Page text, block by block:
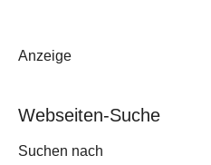
Anzeige
Webseiten-Suche
Suchformular
Suchen nach